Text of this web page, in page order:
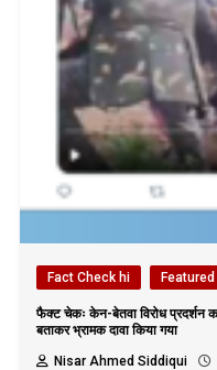
Fact Check hi Featured
फैक्ट चेकः केन-बेतवा विरोध प्रदर्शन का
बताकर भ्रामक दावा किया गया
Nisar Ahmed Siddiqui